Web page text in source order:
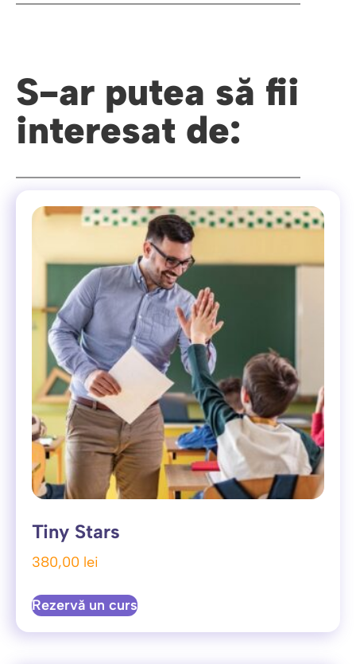
S-ar putea să fii
interesat de:
Tiny Stars
380,00 lei
Rezervă un curs